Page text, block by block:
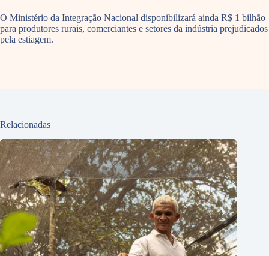
O Ministério da Integração Nacional disponibilizará ainda R$ 1 bilhão
para produtores rurais, comerciantes e setores da indústria prejudicados
pela estiagem.
Relacionadas